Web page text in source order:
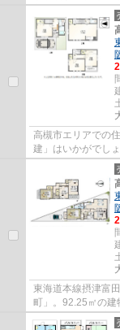
部を使用したルー
高槻市エリアでの
建」はいかがでし
場にコンビニがあ
東海道本線摂津富
町」。92.25㎡の建
いいただける和室